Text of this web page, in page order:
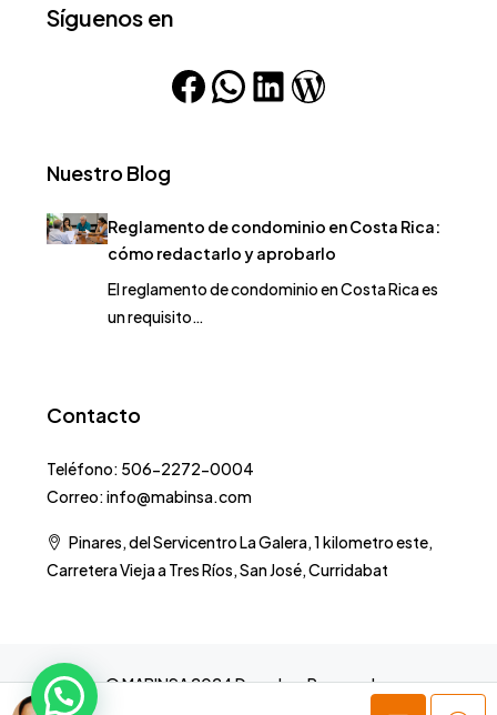
Síguenos en
Nuestro Blog
Reglamento de condominio en Costa Rica:
cómo redactarlo y aprobarlo
El reglamento de condominio en Costa Rica es
un requisito…
Contacto
Teléfono: 506-2272-0004
Correo: info@mabinsa.com
Pinares, del Servicentro La Galera, 1 kilometro este,
Carretera Vieja a Tres Ríos, San José, Curridabat
© MABINSA 2024 Derechos Reservados